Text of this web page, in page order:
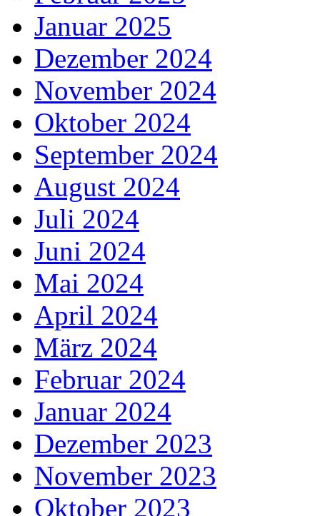
Januar 2025
Dezember 2024
November 2024
Oktober 2024
September 2024
August 2024
Juli 2024
Juni 2024
Mai 2024
April 2024
März 2024
Februar 2024
Januar 2024
Dezember 2023
November 2023
Oktober 2023